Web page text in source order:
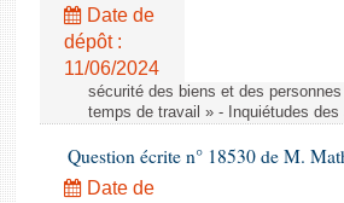
Date de
dépôt :
11/06/2024
sécurité des biens et des
temps de travail » - Inquiétudes
Question écrite n° 18530 de M.
Date de